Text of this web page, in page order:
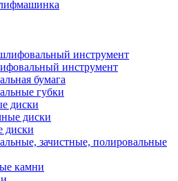
инструмент
бумага
губки
диски
диски
диски
зачистные, полировальные
камни